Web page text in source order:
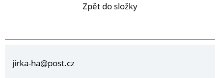
Zpět do složky
jirka-ha@post.cz